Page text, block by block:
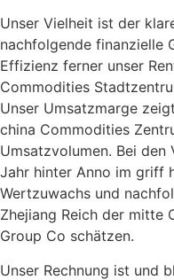
Unser Vielheit ist der
nachfolgende finanzielle
Effizienz ferner unser
Commodities
Unser Umsatzmarge
china Commodities
Umsatzvolumen. Bei
Jahr hinter Anno im griff
Wertzuwachs und
Zhejiang Reich der mitte
Group Co schätzen.
Unser Rechnung ist und